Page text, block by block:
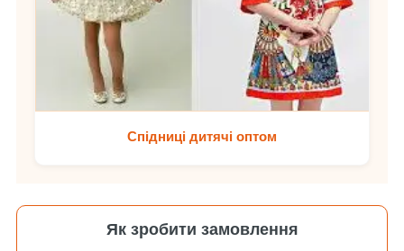
Спідниці дитячі оптом
Як зробити замовлення